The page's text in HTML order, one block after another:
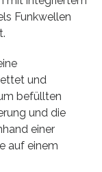
Funkwellen
und
befüllten
und die
einer
auf einem